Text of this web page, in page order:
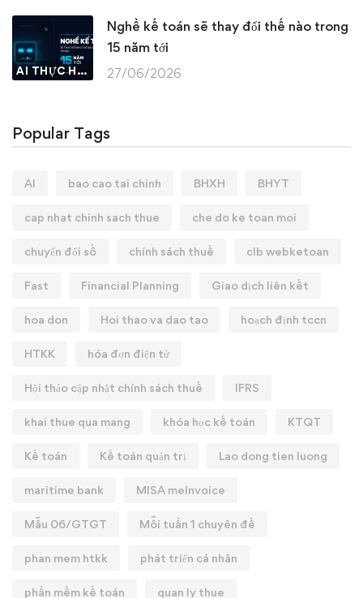
AI THỰC HÀNH
Nghề kế toán sẽ thay đổi thế nào trong
15 năm tới
27/06/2026
Popular Tags
AI bao cao tai chinh BHXH BHYT
cap nhat chinh sach thue che do ke toan moi
chuyển đổi số chính sách thuế clb webketoan
Fast Financial Planning Giao dịch liên kết
hoa don Hoi thao va dao tao hoạch định tccn
HTKK hóa đơn điện tử
Hội thảo cập nhật chính sách thuế IFRS
khai thue qua mang khóa học kế toán KTQT
Kế toán Kế toán quản trị Lao dong tien luong
maritime bank MISA meInvoice
Mẫu 06/GTGT Mỗi tuần 1 chuyên đề
phan mem htkk phát triển cá nhân
phần mềm kế toán quan ly thue